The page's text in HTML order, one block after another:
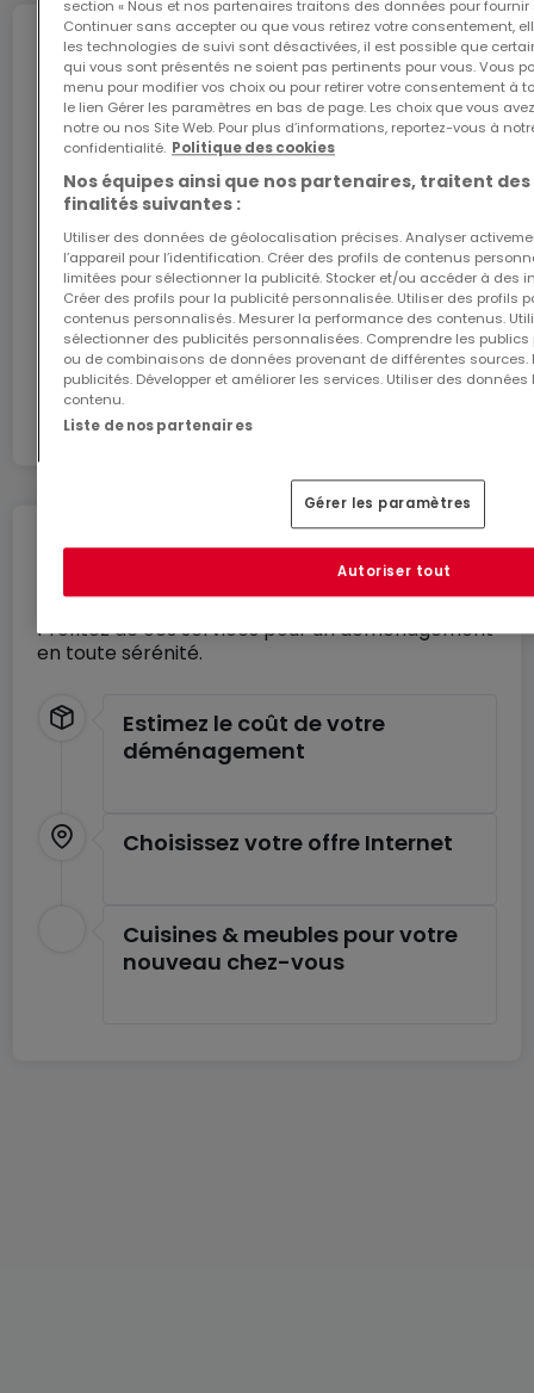
les meilleures conditions.
N'hésitez pas à consulter notre site
www.housedream.lu pour découvrir nos autres
biens ou nous contacter au +352 27 77 00 78 ou par
mail contact@housedream.lu pour plus
d'informations et/ou une éventuelle visite.
Internet
L'internet Giga : l'Internet à domicile
Bénéficiez d’1 mois d’internet gratuit avec le code
ATHOME26 sur le réseau le plus rapide du
J’y vais
En partenariat avec
Déménagez en toute
tranquillité
Profitez de ces services pour un déménagement
en toute sérénité.
Estimez le coût de votre
déménagement
Choisissez votre offre Internet
Cuisines & meubles pour votre
nouveau chez-vous
section « Nous et nos partenaires traitons des données pour fournir
Continuer sans accepter ou que vous retirez votre consentement,
les technologies de suivi sont désactivées, il est possible que
qui vous sont présentés ne soient pas pertinents pour vous. Vous
menu pour modifier vos choix ou pour retirer votre consentement à
le lien Gérer les paramètres en bas de page. Les choix que vous
notre ou nos Site Web. Pour plus d’informations, reportez-vous à
confidentialité. Politique des cookies
Nos équipes ainsi que nos partenaires, traitent
finalités suivantes :
Utiliser des données de géolocalisation précises. Analyser
l’appareil pour l’identification. Créer des profils de contenus
limitées pour sélectionner la publicité. Stocker et/ou accéder à des
Créer des profils pour la publicité personnalisée. Utiliser des profils
contenus personnalisés. Mesurer la performance des contenus.
sélectionner des publicités personnalisées. Comprendre les
ou de combinaisons de données provenant de différentes sources.
publicités. Développer et améliorer les services. Utiliser des
contenu.
Liste de nos partenaires
Gérer les paramètres
Autoriser tout